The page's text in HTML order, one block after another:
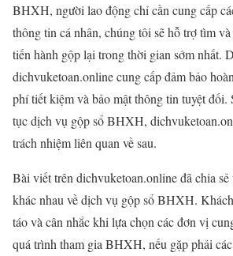
BHXH, người lao động chỉ cần cung cấp
thông tin cá nhân, chúng tôi sẽ hỗ trợ tìm
tiến hành gộp lại trong thời gian sớm nhất.
dichvuketoan.online cung cấp đảm bảo
phí tiết kiệm và bảo mật thông tin tuyệt đối.
tục dịch vụ gộp sổ BHXH,
trách nhiệm liên quan về sau.
Bài viết trên dichvuketoan.online đã chia
khác nhau về dịch vụ gộp sổ BHXH.
táo và cân nhắc khi lựa chọn các đơn vị
quá trình tham gia BHXH, nếu gặp phải